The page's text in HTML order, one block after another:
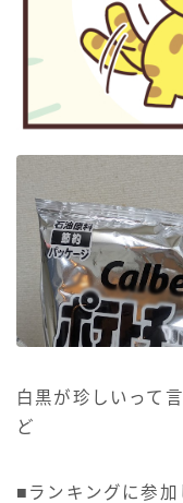
白黒が珍しいって
ど
■ランキングに参加